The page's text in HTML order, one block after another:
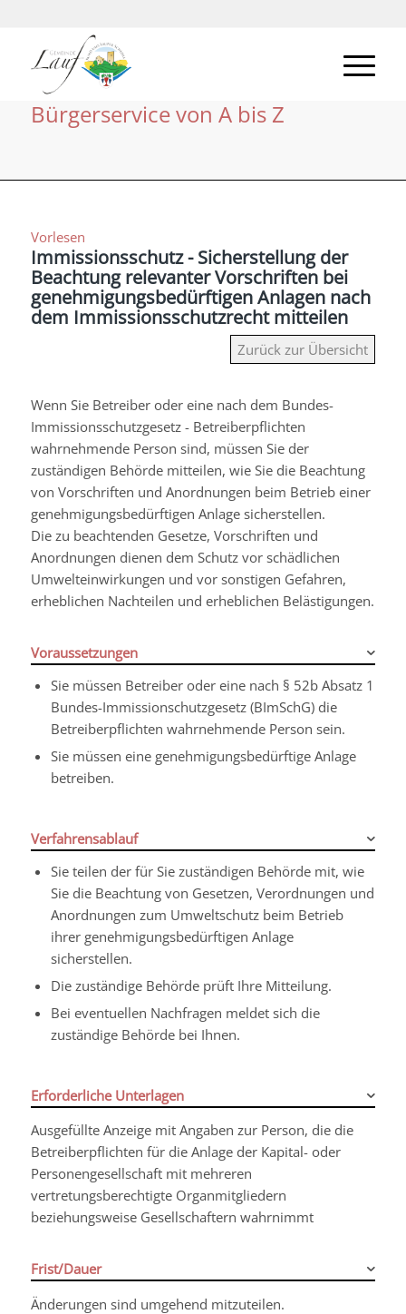
Bürgerservice von A bis Z
Vorlesen
Immissionsschutz - Sicherstellung der
Beachtung relevanter Vorschriften bei
genehmigungsbedürftigen Anlagen nach
dem Immissionsschutzrecht mitteilen
Zurück zur Übersicht
Wenn Sie Betreiber oder eine nach dem Bundes-
Immissionsschutzgesetz - Betreiberpflichten
wahrnehmende Person sind, müssen Sie der
zuständigen Behörde mitteilen, wie Sie die Beachtung
von Vorschriften und Anordnungen beim Betrieb einer
genehmigungsbedürftigen Anlage sicherstellen.
Die zu beachtenden Gesetze, Vorschriften und
Anordnungen dienen dem Schutz vor schädlichen
Umwelteinwirkungen und vor sonstigen Gefahren,
erheblichen Nachteilen und erheblichen Belästigungen.
Voraussetzungen
Sie müssen Betreiber oder eine nach § 52b Absatz 1
Bundes-Immissionschutzgesetz (BImSchG) die
Betreiberpflichten wahrnehmende Person sein.
Sie müssen eine genehmigungsbedürftige Anlage
betreiben.
Verfahrensablauf
Sie teilen der für Sie zuständigen Behörde mit, wie
Sie die Beachtung von Gesetzen, Verordnungen und
Anordnungen zum Umweltschutz beim Betrieb
ihrer genehmigungsbedürftigen Anlage
sicherstellen.
Die zuständige Behörde prüft Ihre Mitteilung.
Bei eventuellen Nachfragen meldet sich die
zuständige Behörde bei Ihnen.
Erforderliche Unterlagen
Ausgefüllte Anzeige mit Angaben zur Person, die die
Betreiberpflichten für die Anlage der Kapital- oder
Personengesellschaft mit mehreren
vertretungsberechtigte Organmitgliedern
beziehungsweise Gesellschaftern wahrnimmt
Frist/Dauer
Änderungen sind umgehend mitzuteilen.